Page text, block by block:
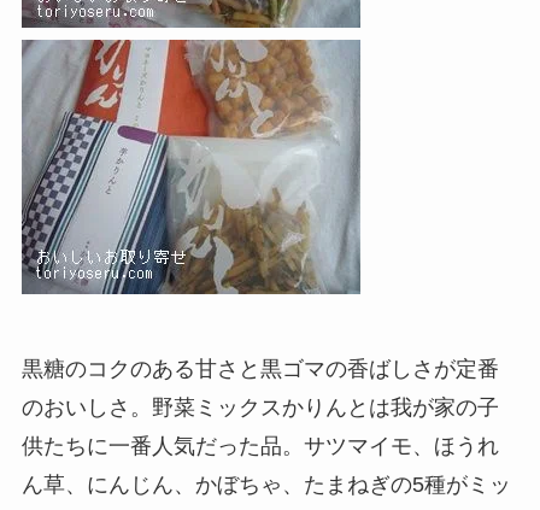
黒糖のコクのある甘さと黒ゴマの香ばしさが定番
のおいしさ。野菜ミックスかりんとは我が家の子
供たちに一番人気だった品。サツマイモ、ほうれ
ん草、にんじん、かぼちゃ、たまねぎの5種がミッ